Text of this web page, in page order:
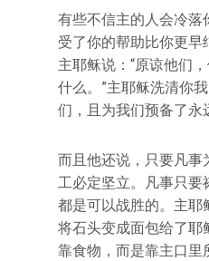
有些不信主的人会冷落
受了你的帮助比你更早
主耶稣说：“原谅他们
什么。”主耶稣洗清你
们，且为我们预备了永
而且他还说，只要凡事
工必定坚立。凡事只要
都是可以战胜的。主耶
将石头变成面包给了耶
靠食物，而是靠主口里